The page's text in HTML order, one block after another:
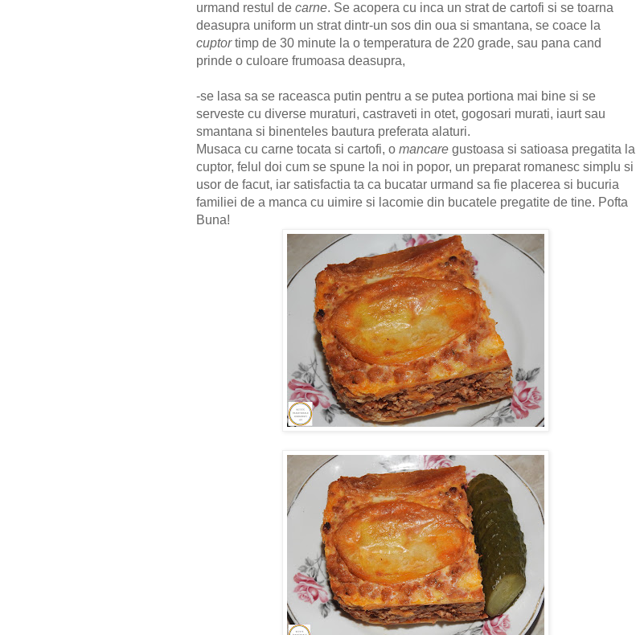
urmand restul de carne. Se acopera cu inca un strat de cartofi si se toarna
deasupra uniform un strat dintr-un sos din oua si smantana, se coace la
cuptortimp de 30 minute la o temperatura de 220 grade, sau pana cand
prinde o culoare frumoasa deasupra,
-se lasa sa se raceasca putin pentru a se putea portiona mai bine si se
serveste cu diverse muraturi, castraveti in otet, gogosari murati, iaurt sau
smantana si binenteles bautura preferata alaturi.
Musaca cu carne tocata si cartofi, o mancare gustoasa si satioasa pregatita la
cuptor, felul doi cum se spune la noi in popor, un preparat romanesc simplu si
usor de facut, iar satisfactia ta ca bucatar urmand sa fie placerea si bucuria
familiei de a manca cu uimire si lacomie din bucatele pregatite de tine. Pofta
Buna!